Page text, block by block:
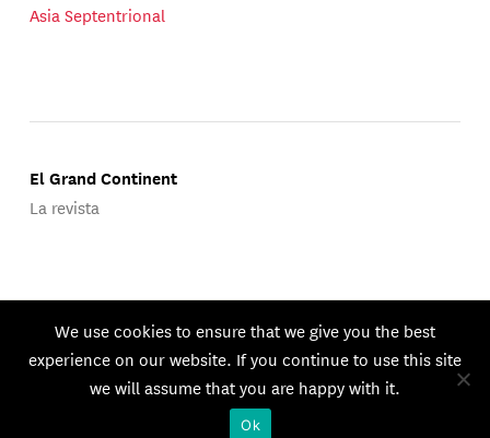
Asia Septentrional
El Grand Continent
La revista
© 2026 GEG. Todos los derechos reservados.
We use cookies to ensure that we give you the best
experience on our website. If you continue to use this site
we will assume that you are happy with it.
Ok